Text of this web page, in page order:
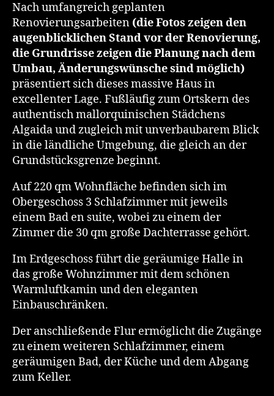
Nach umfangreich geplanten
Renovierungsarbeiten (die Fotos zeigen den
augenblicklichen Stand vor der Renovierung,
die Grundrisse zeigen die Planung nach dem
Umbau, Änderungswünsche sind möglich)
präsentiert sich dieses massive Haus in
excellenter Lage. Fußläufig zum Ortskern des
authentisch mallorquinischen Städchens
Algaida und zugleich mit unverbaubarem Blick
in die ländliche Umgebung, die gleich an der
Grundstücksgrenze beginnt.
Auf 220 qm Wohnfläche befinden sich im
Obergeschoss 3 Schlafzimmer mit jeweils
einem Bad en suite, wobei zu einem der
Zimmer die 30 qm große Dachterrasse gehört.
Im Erdgeschoss führt die geräumige Halle in
das große Wohnzimmer mit dem schönen
Warmluftkamin und den eleganten
Einbauschränken.
Der anschließende Flur ermöglicht die Zugänge
zu einem weiteren Schlafzimmer, einem
geräumigen Bad, der Küche und dem Abgang
zum Keller.